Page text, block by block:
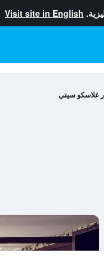
Visit site in English
غلاسكو سيتي